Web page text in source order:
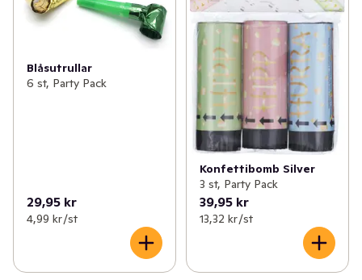
Blåsutrullar
6 st, Party Pack
29,95 kr
4,99 kr /st
Konfettibomb Silver
3 st, Party Pack
39,95 kr
13,32 kr /st